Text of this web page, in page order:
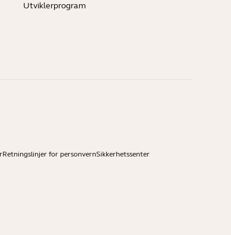
Utviklerprogram
Retningslinjer for personvernSikkerhetssenter